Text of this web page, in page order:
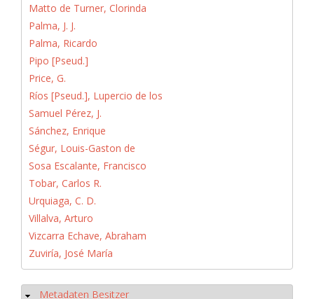
Matto de Turner, Clorinda
Palma, J. J.
Palma, Ricardo
Pipo [Pseud.]
Price, G.
Ríos [Pseud.], Lupercio de los
Samuel Pérez, J.
Sánchez, Enrique
Ségur, Louis-Gaston de
Sosa Escalante, Francisco
Tobar, Carlos R.
Urquiaga, C. D.
Villalva, Arturo
Vizcarra Echave, Abraham
Zuviría, José María
Hide
Metadaten Besitzer